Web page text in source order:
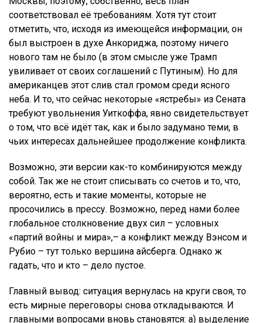
соответствовал её требованиям. Хотя тут стоит
отметить, что, исходя из имеющейся информации, он
был выстроен в духе Анкориджа, поэтому ничего
нового там не было (в этом смысле уже Трамп
увиливает от своих соглашений с Путиным). Но для
американцев этот слив стал громом среди ясного
неба. И то, что сейчас некоторые «ястребы» из Сената
требуют увольнения Уиткоффа, явно свидетельствует
о том, что всё идёт так, как и было задумано теми, в
чьих интересах дальнейшее продолжение конфликта.
Возможно, эти версии как-то комбинируются между
собой. Так же не стоит списывать со счетов и то, что,
вероятно, есть и такие моменты, которые не
просочились в прессу. Возможно, перед нами более
глобальное столкновение двух сил – условных
«партий войны и мира»,– а конфликт между Вэнсом и
Рубио – тут только вершина айсберга. Однако ж
гадать, что и кто – дело пустое.
Главный вывод: ситуация вернулась на круги своя, то
есть мирные переговоры снова откладываются. И
главными вопросами вновь становятся: а) выделение